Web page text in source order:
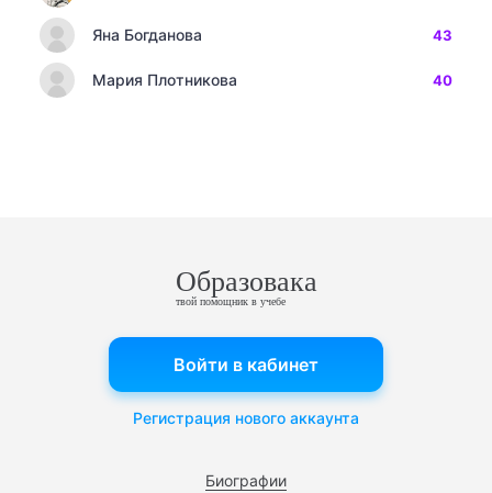
Яна Богданова 43
Мария Плотникова 40
Образовака
твой помощник в учебе
Биографии
Войти в кабинет
Регистрация нового аккаунта